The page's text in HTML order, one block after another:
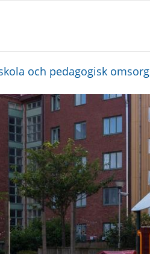
och pedagogisk omsorg